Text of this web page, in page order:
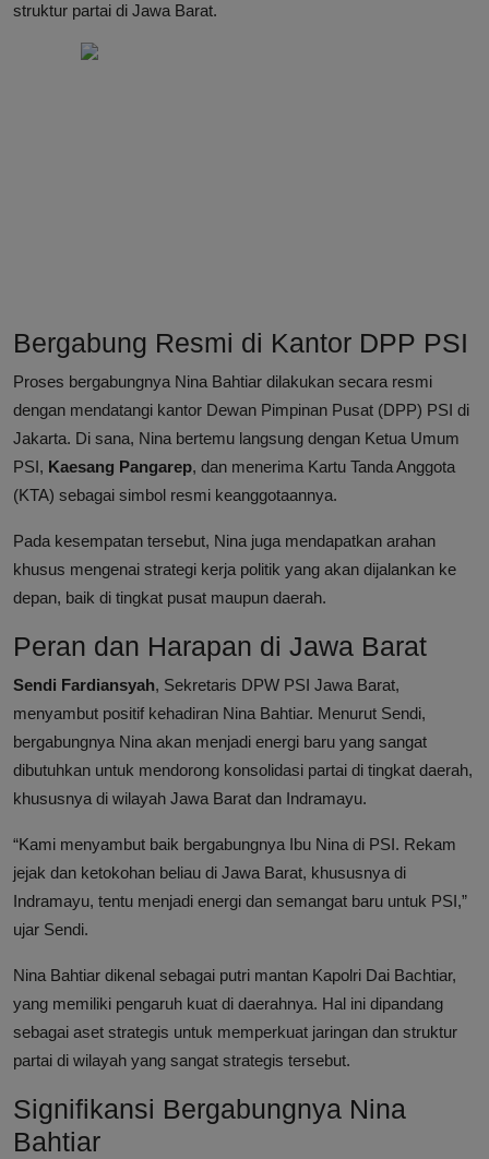
struktur partai di Jawa Barat.
Bergabung Resmi di Kantor DPP PSI
Proses bergabungnya Nina Bahtiar dilakukan secara resmi
dengan mendatangi kantor Dewan Pimpinan Pusat (DPP) PSI di
Jakarta. Di sana, Nina bertemu langsung dengan Ketua Umum
PSI, Kaesang Pangarep, dan menerima Kartu Tanda Anggota
(KTA) sebagai simbol resmi keanggotaannya.
Pada kesempatan tersebut, Nina juga mendapatkan arahan
khusus mengenai strategi kerja politik yang akan dijalankan ke
depan, baik di tingkat pusat maupun daerah.
Peran dan Harapan di Jawa Barat
Sendi Fardiansyah, Sekretaris DPW PSI Jawa Barat,
menyambut positif kehadiran Nina Bahtiar. Menurut Sendi,
bergabungnya Nina akan menjadi energi baru yang sangat
dibutuhkan untuk mendorong konsolidasi partai di tingkat daerah,
khususnya di wilayah Jawa Barat dan Indramayu.
“Kami menyambut baik bergabungnya Ibu Nina di PSI. Rekam
jejak dan ketokohan beliau di Jawa Barat, khususnya di
Indramayu, tentu menjadi energi dan semangat baru untuk PSI,”
ujar Sendi.
Nina Bahtiar dikenal sebagai putri mantan Kapolri Dai Bachtiar,
yang memiliki pengaruh kuat di daerahnya. Hal ini dipandang
sebagai aset strategis untuk memperkuat jaringan dan struktur
partai di wilayah yang sangat strategis tersebut.
Signifikansi Bergabungnya Nina
Bahtiar